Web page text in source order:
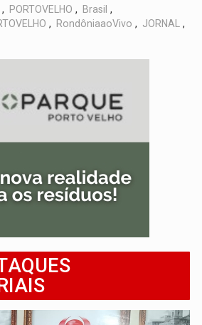
, PORTOVELHO , Brasil ,
, RondôniaaoVivo , JORNAL ,